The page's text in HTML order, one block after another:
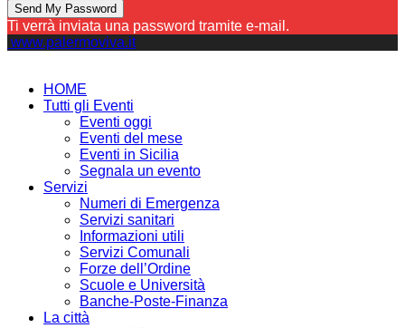
Ti verrà inviata una password tramite e-mail.
www.palermoviva.it
HOME
Tutti gli Eventi
Eventi oggi
Eventi del mese
Eventi in Sicilia
Segnala un evento
Servizi
Numeri di Emergenza
Servizi sanitari
Informazioni utili
Servizi Comunali
Forze dell’Ordine
Scuole e Università
Banche-Poste-Finanza
La città